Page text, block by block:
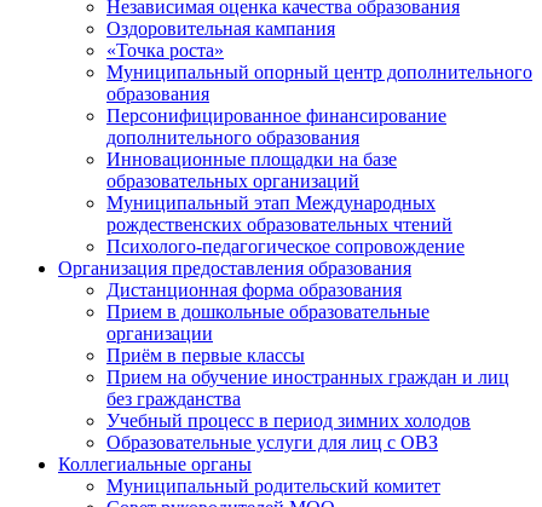
Независимая оценка качества образования
Оздоровительная кампания
«Точка роста»
Муниципальный опорный центр дополнительного
образования
Персонифицированное финансирование
дополнительного образования
Инновационные площадки на базе
образовательных организаций
Муниципальный этап Международных
рождественских образовательных чтений
Психолого-педагогическое сопровождение
Организация предоставления образования
Дистанционная форма образования
Прием в дошкольные образовательные
организации
Приём в первые классы
Прием на обучение иностранных граждан и лиц
без гражданства
Учебный процесс в период зимних холодов
Образовательные услуги для лиц с ОВЗ
Коллегиальные органы
Муниципальный родительский комитет